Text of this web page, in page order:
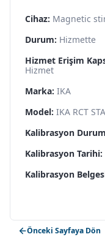
Cihaz: Magnetic
Durum: Hizmette
Hizmet Erişim
Hizmet
Marka: IKA
Model: IKA RCT
Kalibrasyon
Kalibrasyon Tarihi:
Kalibrasyon
Önceki Sayfaya Dön